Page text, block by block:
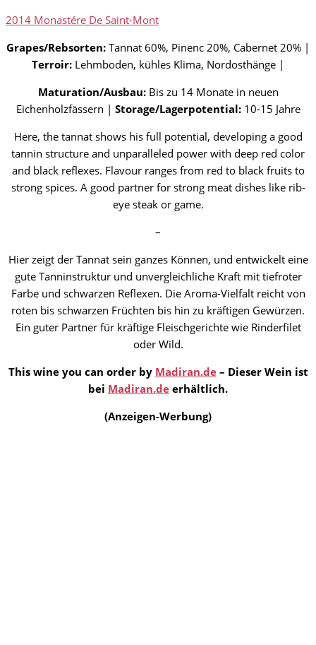
2014 Monastére De Saint-Mont
Grapes/Rebsorten: Tannat 60%, Pinenc 20%, Cabernet 20% |
Terroir: Lehmboden, kühles Klima, Nordosthänge |
Maturation/Ausbau:Bis zu 14 Monate in neuen
Eichenholzfässern | Storage/Lagerpotential:10-15 Jahre
Here, the tannat shows his full potential, developing a good
tannin structure and unparalleled power with deep red color
and black reflexes. Flavour ranges from red to black fruits to
strong spices. A good partner for strong meat dishes like rib-
eye steak or game.
–
Hier zeigt der Tannat sein ganzes Können, und entwickelt eine
gute Tanninstruktur und unvergleichliche Kraft mit tiefroter
Farbe und schwarzen Reflexen. Die Aroma-Vielfalt reicht von
roten bis schwarzen Früchten bis hin zu kräftigen Gewürzen.
Ein guter Partner für kräftige Fleischgerichte wie Rinderfilet
oder Wild.
This wine you can order by Madiran.de– Dieser Wein ist
bei Madiran.de erhältlich.
(Anzeigen-Werbung)